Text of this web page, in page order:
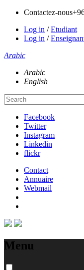
Contactez-nous
Log in /Etudiant
Log in /
Arabic
Arabic
English
Facebook
Twitter
Instagram
Linkedin
flickr
Contact
Annuaire
Webmail
Menu